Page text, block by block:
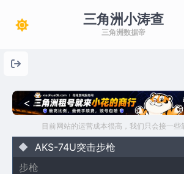
三角洲小涛查
三角洲数据帝
<
目前网站的运营成本很高，我们只会接一些
AKS-74U突击步枪
步枪